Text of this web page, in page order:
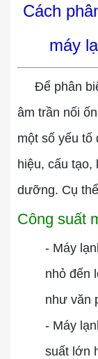
Cách
máy
Để phân
âm trần nối
một số yếu tố
hiệu, cấu tạo,
dưỡng. Cụ
Công suất
- Máy
nhỏ đến
như văn
- Máy
suất lớn